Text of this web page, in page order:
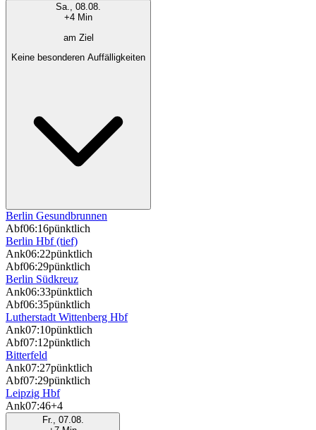
Sa., 08.08.
+4 Min
am Ziel
Keine besonderen Auffälligkeiten
Berlin Gesundbrunnen
Abf06:16pünktlich
Berlin Hbf (tief)
Ank06:22pünktlich
Abf06:29pünktlich
Berlin Südkreuz
Ank06:33pünktlich
Abf06:35pünktlich
Lutherstadt Wittenberg Hbf
Ank07:10pünktlich
Abf07:12pünktlich
Bitterfeld
Ank07:27pünktlich
Abf07:29pünktlich
Leipzig Hbf
Ank07:46+4
Fr., 07.08.